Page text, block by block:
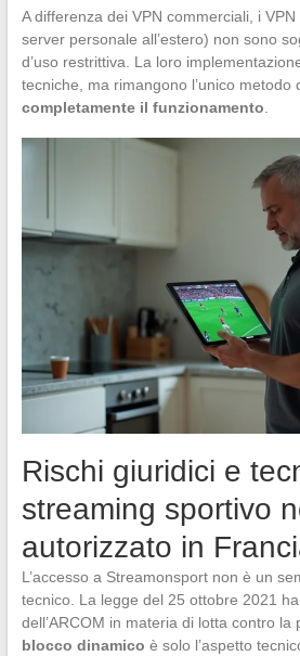
A differenza dei VPN commerciali, i
server personale all’estero) non sono
d’uso restrittiva. La loro
tecniche, ma rimangono l’unico metodo
completamente il funzionamento.
Rischi giuridici e
streaming sportivo
autorizzato in
L’accesso a Streamonsport non è un
tecnico. La legge del 25 ottobre 2021
dell’ARCOM in materia di lotta contro la
blocco dinamico è solo l’aspetto